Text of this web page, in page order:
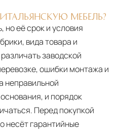
МЕБЕЛЬ?
но её срок и условия
вида товара и
заводской
ошибки монтажа и
неправильной
и порядок
Перед покупкой
несёт гарантийные